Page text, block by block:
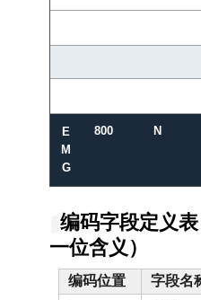
E
M
G
800 N
编码字段定义
一位含义）
编码位置 字段名